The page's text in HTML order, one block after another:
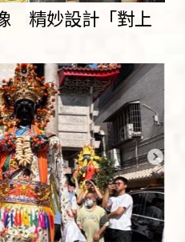
精妙設計「對上